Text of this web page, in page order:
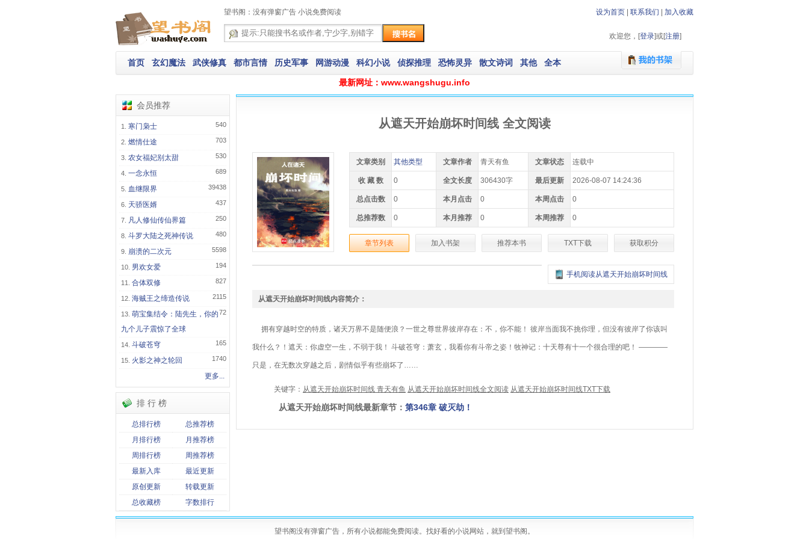
设为首页 联系我们 加入收藏
望书阁：没有弹窗广告 小说免费阅读
欢迎您，[登录]或[注册]
首页 玄幻魔法 武侠修真 都市言情 历史军事 网游动漫 科幻小说 侦探推理 恐怖灵异 散文诗词 其他 全本
最新网址：www.wangshugu.info
会员推荐
540
寒门枭士
703
燃情仕途
530
农女福妃别太甜
689
一念永恒
39438
血继限界
437
天骄医婿
250
凡人修仙传仙界篇
480
斗罗大陆之死神传说
5598
崩溃的二次元
194
男欢女爱
827
合体双修
2115
海贼王之缔造传说
72
萌宝集结令：陆先生，你的
九个儿子震惊了全球
165
斗破苍穹
1740
火影之神之轮回
更多...
排 行 榜
总排行榜
总推荐榜
月排行榜
月推荐榜
周排行榜
周推荐榜
最新入库
最近更新
原创更新
转载更新
总收藏榜
字数排行
从遮天开始崩坏时间线 全文阅读
文章类别 其他类型 文章作者 青天有鱼 文章状态 连载中
收 藏 数 0 全文长度 306430字 最后更新 2026-08-07 14:24:36
总点击数 0 本月点击 0 本周点击 0
总推荐数 0 本月推荐 0 本周推荐 0
章节列表 加入书架 推荐本书 TXT下载 获取积分
手机阅读从遮天开始崩坏时间线
从遮天开始崩坏时间线内容简介：
拥有穿越时空的特质，诸天万界不是随便浪？一世之尊世界彼岸存在：不，你不能！ 彼岸当面我不挑你理，但没有彼岸了你该叫
我什么？！遮天：你虚空一生，不弱于我！ 斗破苍穹：萧玄，我看你有斗帝之姿！牧神记：十天尊有十一个很合理的吧！ ————
只是，在无数次穿越之后，剧情似乎有些崩坏了……
关键字： 从遮天开始崩坏时间线 青天有鱼 从遮天开始崩坏时间线全文阅读 从遮天开始崩坏时间线TXT下载
从遮天开始崩坏时间线最新章节： 第346章 破灭劫！
望书阁没有弹窗广告，所有小说都能免费阅读。找好看的小说网站，就到望书阁。